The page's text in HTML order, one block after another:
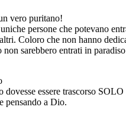
vero puritano!
persone che potevano
Coloro che non hanno
sarebbero entrati in
essere trascorso SOLO
pensando a Dio.